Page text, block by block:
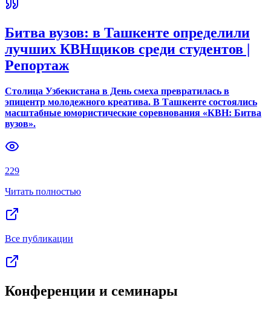
Битва вузов: в Ташкенте определили
лучших КВНщиков среди студентов |
Репортаж
Столица Узбекистана в День смеха превратилась в
эпицентр молодежного креатива. В Ташкенте состоялись
масштабные юмористические соревнования «КВН: Битва
вузов».
229
Читать полностью
Все публикации
Конференции и семинары